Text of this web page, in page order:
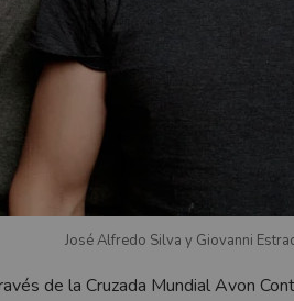
José Alfredo Silva y Giovanni
de la Cruzada Mundial Avon